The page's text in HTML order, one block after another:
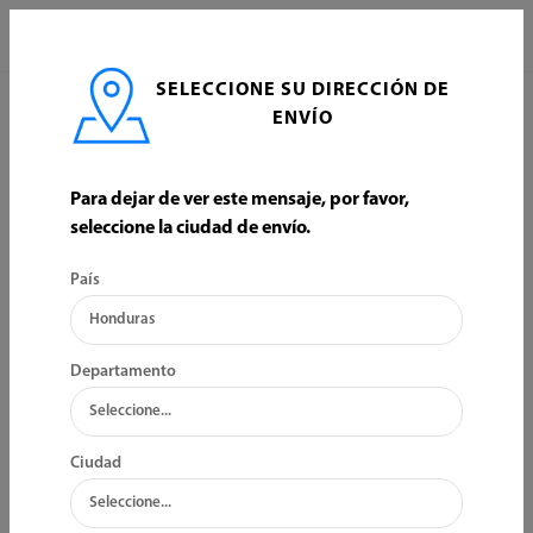
FONTANERIA
ORDENAR POR:
SELECCIONE SU DIRECCIÓN DE
ENVÍO
Para dejar de ver este mensaje, por favor,
seleccione la ciudad de envío.
País
Departamento
Ciudad